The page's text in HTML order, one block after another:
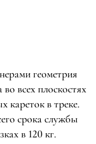
геометрия
всех плоскостях
кареток в треке.
срока службы
в 120 кг.